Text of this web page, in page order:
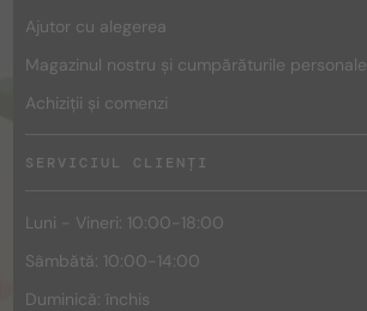
Ajutor cu alegerea
Magazinul nostru și cumpărăturile personale
Achiziții și comenzi
SERVICIUL CLIENȚI
Luni - Vineri: 10:00-18:00
Sâmbătă: 10:00-14:00
Duminică: închis